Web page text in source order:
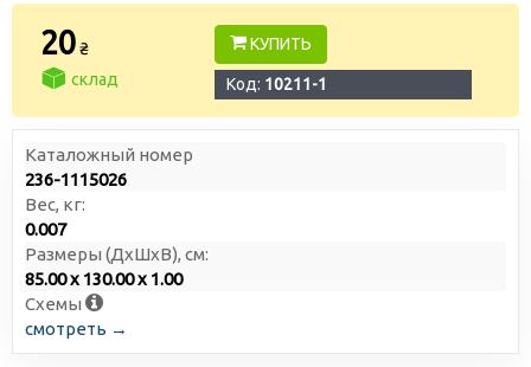
20₴
склад
КУПИТЬ
Код: 10211-1
Каталожный номер
236-1115026
Вес, кг:
0.007
Размеры (ДxШxВ), см:
85.00 x 130.00 x 1.00
Схемы
смотреть →